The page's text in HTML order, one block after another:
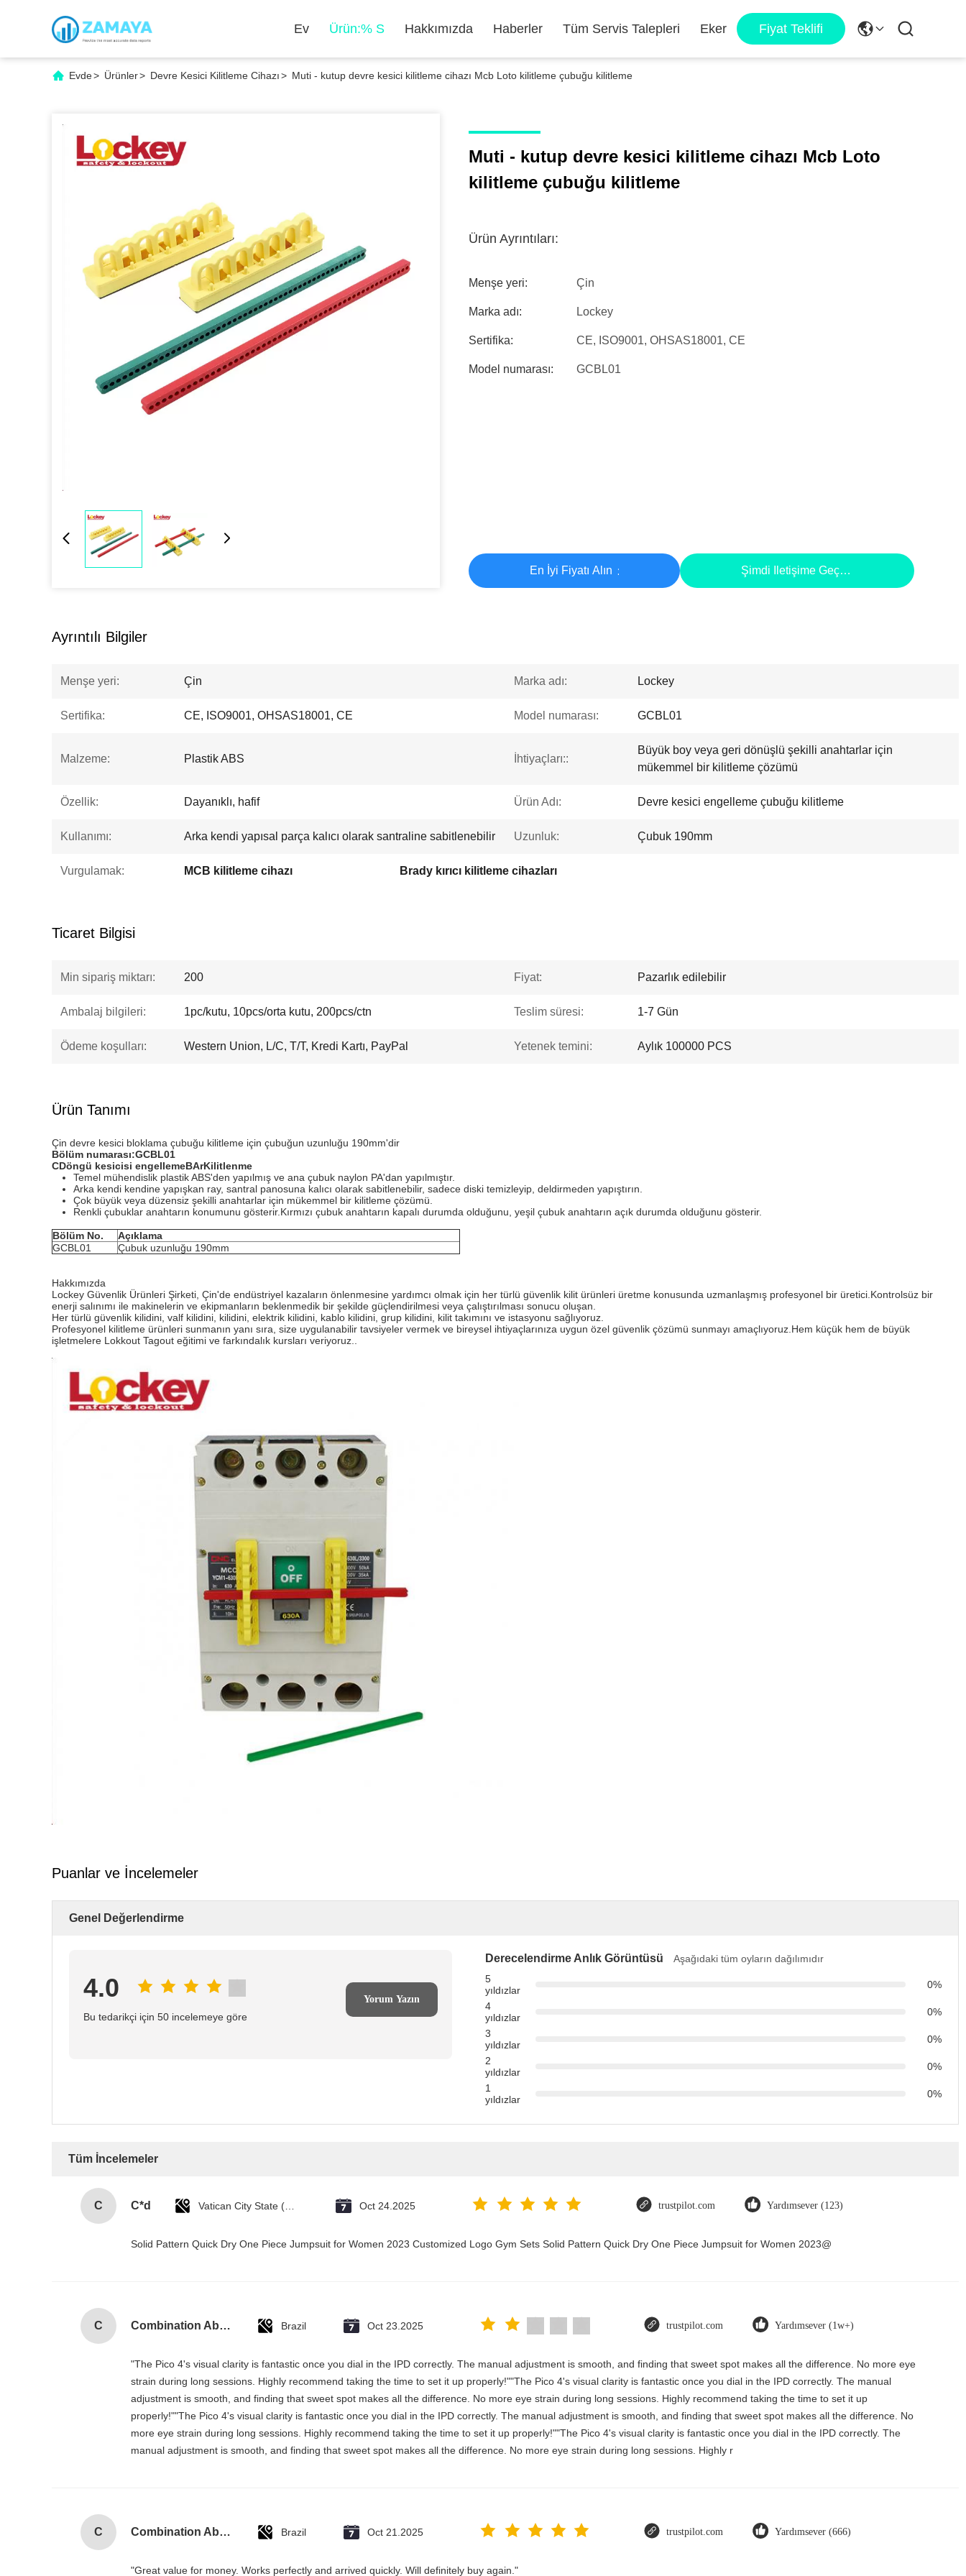
Ev Ürün:% S Hakkımızda Haberler Tüm Servis Talepleri Eker Fiyat Teklifi
Evde> Ürünler> Devre Kesici Kilitleme Cihazı> Muti - kutup devre kesici kilitleme cihazı Mcb Loto kilitleme çubuğu kilitleme
Muti - kutup devre kesici kilitleme cihazı Mcb Loto
kilitleme çubuğu kilitleme
Ürün Ayrıntıları:
Menşe yeri: Çin
Marka adı: Lockey
Sertifika: CE, ISO9001, OHSAS18001, CE
Model numarası: GCBL01
En İyi Fiyatı Alın Şimdi Iletişime Geçin
Ayrıntılı Bilgiler
Menşe yeri: Çin Marka adı: Lockey
Sertifika: CE, ISO9001, OHSAS18001, CE Model numarası: GCBL01
Malzeme: Plastik ABS İhtiyaçları::
Büyük boy veya geri dönüşlü şekilli anahtarlar için
mükemmel bir kilitleme çözümü
Özellik: Dayanıklı, hafif Ürün Adı: Devre kesici engelleme çubuğu kilitleme
Kullanımı: Arka kendi yapısal parça kalıcı olarak santraline sabitlenebilir Uzunluk: Çubuk 190mm
Vurgulamak: MCB kilitleme cihazı Brady kırıcı kilitleme cihazları
Ticaret Bilgisi
Min sipariş miktarı: 200 Fiyat: Pazarlık edilebilir
Ambalaj bilgileri: 1pc/kutu, 10pcs/orta kutu, 200pcs/ctn Teslim süresi: 1-7 Gün
Ödeme koşulları: Western Union, L/C, T/T, Kredi Kartı, PayPal Yetenek temini: Aylık 100000 PCS
Ürün Tanımı
Çin devre kesici bloklama çubuğu kilitleme için çubuğun uzunluğu 190mm'dir
Bölüm numarası:GCBL01
CDöngü kesicisi engellemeBArKilitlenme
Temel mühendislik plastik ABS'den yapılmış ve ana çubuk naylon PA'dan yapılmıştır.
Arka kendi kendine yapışkan ray, santral panosuna kalıcı olarak sabitlenebilir, sadece diski temizleyip, deldirmeden yapıştırın.
Çok büyük veya düzensiz şekilli anahtarlar için mükemmel bir kilitleme çözümü.
Renkli çubuklar anahtarın konumunu gösterir.Kırmızı çubuk anahtarın kapalı durumda olduğunu, yeşil çubuk anahtarın açık durumda olduğunu gösterir.
Bölüm No.
Açıklama
GCBL01
Çubuk uzunluğu 190mm
Hakkımızda
Lockey Güvenlik Ürünleri Şirketi, Çin'de endüstriyel kazaların önlenmesine yardımcı olmak için her türlü güvenlik kilit ürünleri üretme konusunda uzmanlaşmış profesyonel bir üretici.Kontrolsüz bir
enerji salınımı ile makinelerin ve ekipmanların beklenmedik bir şekilde güçlendirilmesi veya çalıştırılması sonucu oluşan.
Her türlü güvenlik kilidini, valf kilidini, kilidini, elektrik kilidini, kablo kilidini, grup kilidini, kilit takımını ve istasyonu sağlıyoruz.
Profesyonel kilitleme ürünleri sunmanın yanı sıra, size uygulanabilir tavsiyeler vermek ve bireysel ihtiyaçlarınıza uygun özel güvenlik çözümü sunmayı amaçlıyoruz.Hem küçük hem de büyük
işletmelere Lokkout Tagout eğitimi ve farkındalık kursları veriyoruz..
Puanlar ve İncelemeler
Genel Değerlendirme
4.0
Bu tedarikçi için 50 incelemeye göre
Yorum Yazın
Derecelendirme Anlık Görüntüsü
Aşağıdaki tüm oyların dağılımıdır
5
yıldızlar
0%
4
yıldızlar
0%
3
yıldızlar
0%
2
yıldızlar
0%
1
yıldızlar
0%
Tüm İncelemeler
C C*d Oct 24.2025 trustpilot.com Yardımsever (123)
Solid Pattern Quick Dry One Piece Jumpsuit for Women 2023 Customized Logo Gym Sets Solid Pattern Quick Dry One Piece Jumpsuit for Women 2023@
C Combination Abs Open Padlock Hasp Lockout Station Board Brazil Oct 23.2025 trustpilot.com Yardımsever (1w+)
"The Pico 4's visual clarity is fantastic once you dial in the IPD correctly. The manual adjustment is smooth, and finding that sweet spot makes all the difference. No more eye
strain during long sessions. Highly recommend taking the time to set it up properly!""The Pico 4's visual clarity is fantastic once you dial in the IPD correctly. The manual
adjustment is smooth, and finding that sweet spot makes all the difference. No more eye strain during long sessions. Highly recommend taking the time to set it up
properly!""The Pico 4's visual clarity is fantastic once you dial in the IPD correctly. The manual adjustment is smooth, and finding that sweet spot makes all the difference. No
more eye strain during long sessions. Highly recommend taking the time to set it up properly!""The Pico 4's visual clarity is fantastic once you dial in the IPD correctly. The
manual adjustment is smooth, and finding that sweet spot makes all the difference. No more eye strain during long sessions. Highly r
C Combination Abs Open Padlock Hasp Lockout Station Board Brazil Oct 21.2025 trustpilot.com Yardımsever (666)
"Great value for money. Works perfectly and arrived quickly. Will definitely buy again."